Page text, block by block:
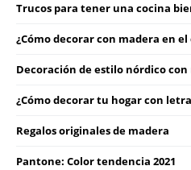
Trucos para tener una cocina
¿Cómo decorar con madera en
Decoración de estilo nórdico
¿Cómo decorar tu hogar con
Regalos originales de madera
Pantone: Color tendencia 2021